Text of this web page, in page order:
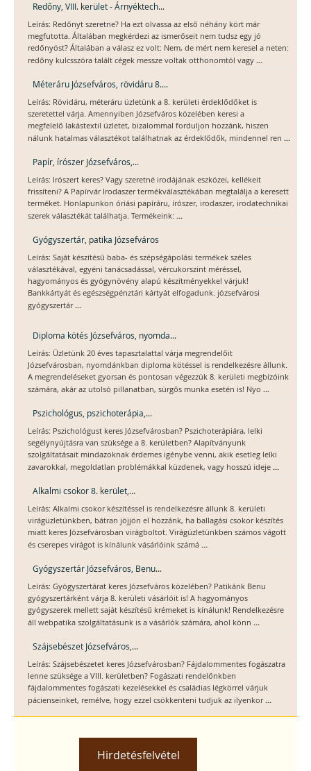
Redőny, VIII. kerület - Árnyéktech...
Leírás: Redőnyt szeretne? Ha ezt olvassa az első néhány kört már
megfutotta. Általában megkérdezi az ismerőseit nem tudsz egy jó
redőnyöst? Általában a válasz ez volt: Nem, de mért nem keresel a neten:
redőny kulcsszóra talált cégek messze voltak otthonomtól vagy ...
Méteráru Józsefváros, rövidáru 8....
Leírás: Rövidáru, méteráru üzletünk a 8. kerületi érdeklődőket is
szeretettel várja. Amennyiben Józsefváros közelében keresi a
megfelelő lakástextil üzletet, bizalommal forduljon hozzánk, hiszen
nálunk hatalmas választékot találhatnak az érdeklődők, mindennel ren ...
Papír, írószer Józsefváros,...
Leírás: Irószert keres? Vagy szeretné irodájának eszközei, kellékeit
frissíteni? A Papírvár Irodaszer termékválasztékában megtalálja a keresett
terméket. Honlapunkon óriási papíráru, írószer, irodaszer, irodatechnikai
szerek választékát találhatja. Termékeink: ...
Gyógyszertár, patika Józsefváros
Leírás: Saját készítésű baba- és szépségápolási termékek széles
választékával, egyéni tanácsadással, vércukorszint méréssel,
hagyományos és gyógynövény alapú készítményekkel várjuk!
Bankkártyát és egészségpénztári kártyát elfogadunk. józsefvárosi
gyógyszertár...
Diploma kötés Józsefváros, nyomda...
Leírás: Üzletünk 20 éves tapasztalattal várja megrendelőit
Józsefvárosban, nyomdánkban diploma kötéssel is rendelkezésre állunk.
A megrendeléseket gyorsan és pontosan végezzük 8. kerületi megbízóink
számára, akár az utolsó pillanatban, sürgős munka esetén is! Nyo ...
Pszichológus, pszichoterápia,...
Leírás: Pszichológust keres Józsefvárosban? Pszichoterápiára, lelki
segélynyújtásra van szüksége a 8. kerületben? Alapítványunk
szolgáltatásait mindazoknak érdemes igénybe venni, akik esetleg lelki
zavarokkal, megoldatlan problémákkal küzdenek, vagy hosszú ideje ...
Alkalmi csokor 8. kerület,...
Leírás: Alkalmi csokor készítéssel is rendelkezésre állunk 8. kerületi
virágüzletünkben, bátran jöjjön el hozzánk, ha ballagási csokor készítés
miatt keres Józsefvárosban virágboltot. Virágüzletünkben számos vágott
és cserepes virágot is kínálunk vásárlóink számá ...
Gyógyszertár Józsefváros, Benu...
Leírás: Gyógyszertárat keres Józsefváros közelében? Patikánk Benu
gyógyszertárként várja 8. kerületi vásárlóit is! A hagyományos
gyógyszerek mellett saját készítésű krémeket is kínálunk! Rendelkezésre
áll webpatika szolgáltatásunk is a vásárlók számára, ahol könn ...
Szájsebészet Józsefváros,...
Leírás: Szájsebészetet keres Józsefvárosban? Fájdalommentes fogászatra
lenne szüksége a VIII. kerületben? Fogászati rendelőnkben
fájdalommentes fogászati kezelésekkel és családias légkörrel várjuk
pácienseinket, remélve, hogy ezzel csökkenteni tudjuk az ilyenkor...
Hirdetésfelvétel